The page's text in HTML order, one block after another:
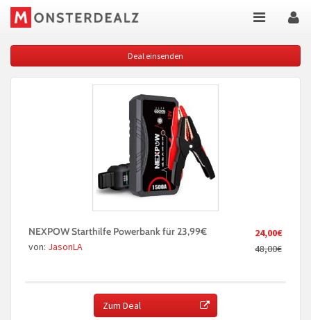
Deal einsenden
24,00€
48,00€
NEXPOW Starthilfe Powerbank für 23,99€
von: JasonLA
Zum Deal